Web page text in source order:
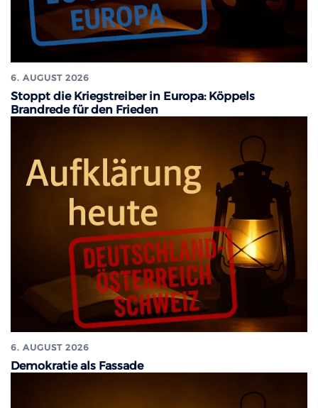
6. AUGUST 2026
Stoppt die Kriegstreiber in Europa: Köppels
Brandrede für den Frieden
6. AUGUST 2026
Demokratie als Fassade